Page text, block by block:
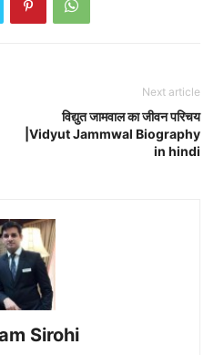
Next article
विद्युत जामवाल का जीवन परिचय
|Vidyut Jammwal Biography
in hindi
Sirohi